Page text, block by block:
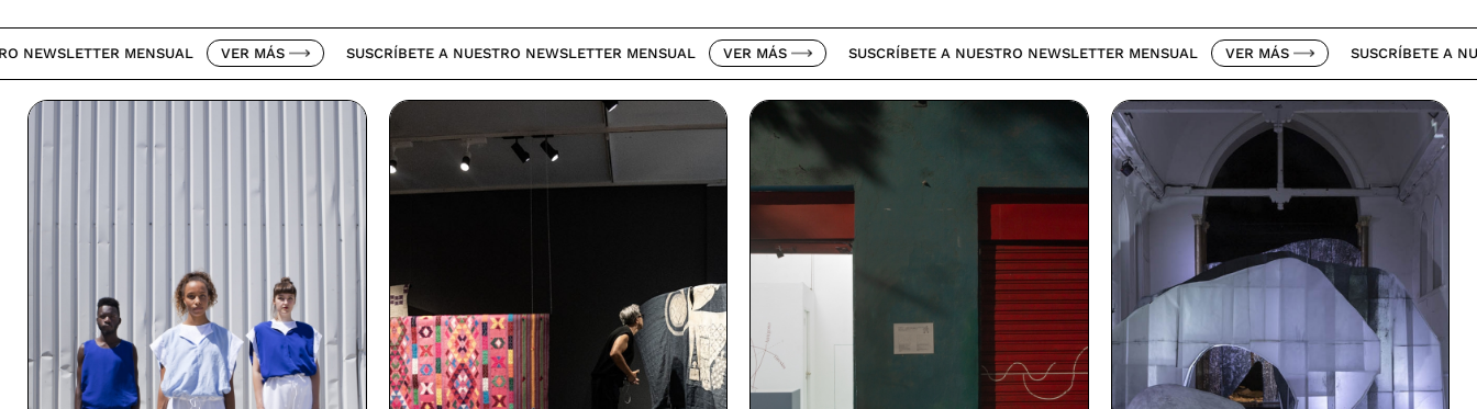
MENSUAL VER MÁS SUSCRÍBETE A NUESTRO NEWSLETTER MENSUAL VER MÁS SUSCRÍBETE A NUESTRO NEWSLETTER MENSUAL VER MÁS SUSCRÍBETE A NUESTRO